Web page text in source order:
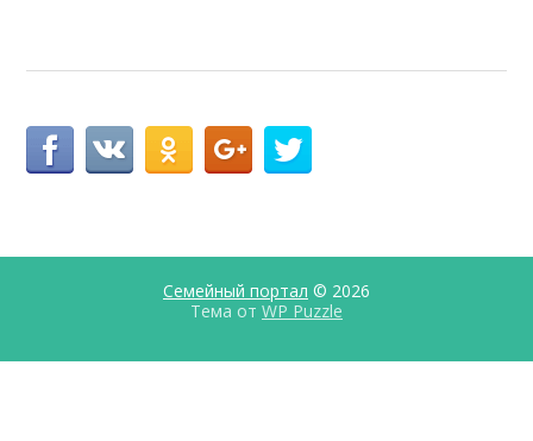
Семейный портал © 2026
Тема от WP Puzzle